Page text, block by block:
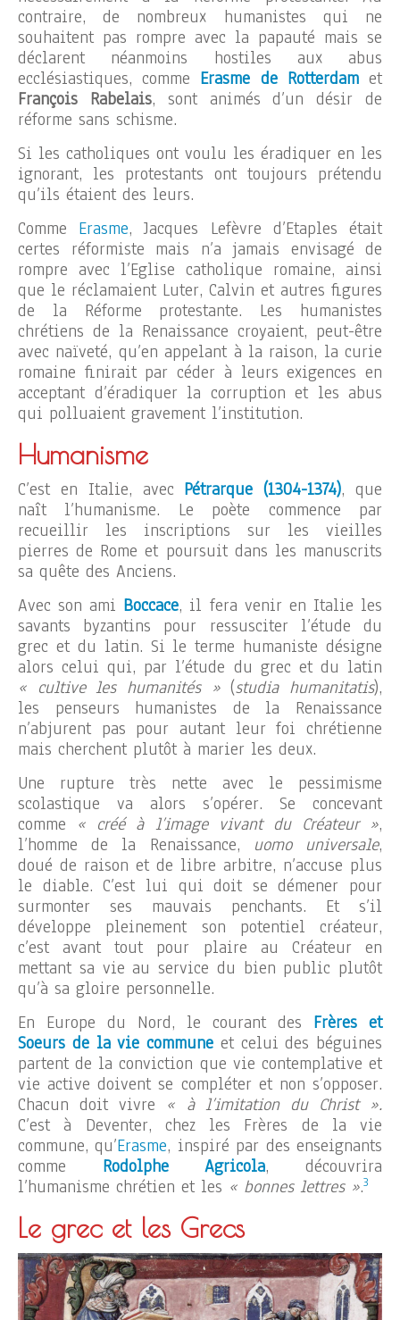
contraire, de nombreux humanistes qui ne
souhaitent pas rompre avec la papauté mais se
déclarent néanmoins hostiles aux abus
ecclésiastiques, comme Erasme de Rotterdamet
François Rabelais, sont animés d’un désir de
réforme sans schisme.
Si les catholiques ont voulu les éradiquer en les
ignorant, les protestants ont toujours prétendu
qu’ils étaient des leurs.
Comme Erasme, Jacques Lefèvre d’Etaples était
certes réformiste mais n’a jamais envisagé de
rompre avec l’Eglise catholique romaine, ainsi
que le réclamaient Luter, Calvin et autres figures
de la Réforme protestante. Les humanistes
chrétiens de la Renaissance croyaient, peut-être
avec naïveté, qu’en appelant à la raison, la curie
romaine finirait par céder à leurs exigences en
acceptant d’éradiquer la corruption et les abus
qui polluaient gravement l’institution.
Humanisme
C’est en Italie, avec Pétrarque (1304-1374), que
naît l’humanisme. Le poète commence par
recueillir les inscriptions sur les vieilles
pierres de Rome et poursuit dans les manuscrits
sa quête des Anciens.
Avec son ami Boccace, il fera venir en Italie les
savants byzantins pour ressusciter l’étude du
grec et du latin. Si le terme humaniste désigne
alors celui qui, par l’étude du grec et du latin
« cultive les humanités »(studia humanitatis),
les penseurs humanistes de la Renaissance
n’abjurent pas pour autant leur foi chrétienne
mais cherchent plutôt à marier les deux.
Une rupture très nette avec le pessimisme
scolastique va alors s’opérer. Se concevant
comme « créé à l’image vivant du Créateur »,
l’homme de la Renaissance, uomo universale,
doué de raison et de libre arbitre, n’accuse plus
le diable. C’est lui qui doit se démener pour
surmonter ses mauvais penchants. Et s’il
développe pleinement son potentiel créateur,
c’est avant tout pour plaire au Créateur en
mettant sa vie au service du bien public plutôt
qu’à sa gloire personnelle.
En Europe du Nord, le courant des Frères et
Soeurs de la vie commune et celui des béguines
partent de la conviction que vie contemplative et
vie active doivent se compléter et non s’opposer.
Chacun doit vivre « à l’imitation du Christ ».
C’est à Deventer, chez les Frères de la vie
commune, qu’Erasme, inspiré par des enseignants
comme Rodolphe Agricola, découvrira
l’humanisme chrétien et les « bonnes lettres ».3
Le grec et les Grecs